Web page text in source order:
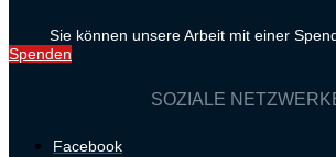
Sie können unsere Arbeit mit einer
Spenden
SOZIALE
Facebook